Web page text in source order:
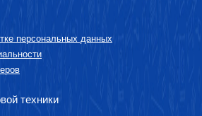
персональных данных
техники